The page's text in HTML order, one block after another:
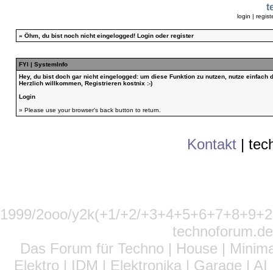
login |
» Öhm, du bist noch nicht eingelogged! Loginoder register
FYI | SystemInfo
Hey, du bist doch gar nicht eingelogged: um diese Funktion zu nutzen, nutze
Herzlich willkommen, Registrieren kostnix :-)
Login
» Please use your browser's back button to return.
Kontakt |
1999/2ooo/y2k(+1/+2/
Das Forum für Techno | House |
Elektro | IDM | Elektronika | Garage |